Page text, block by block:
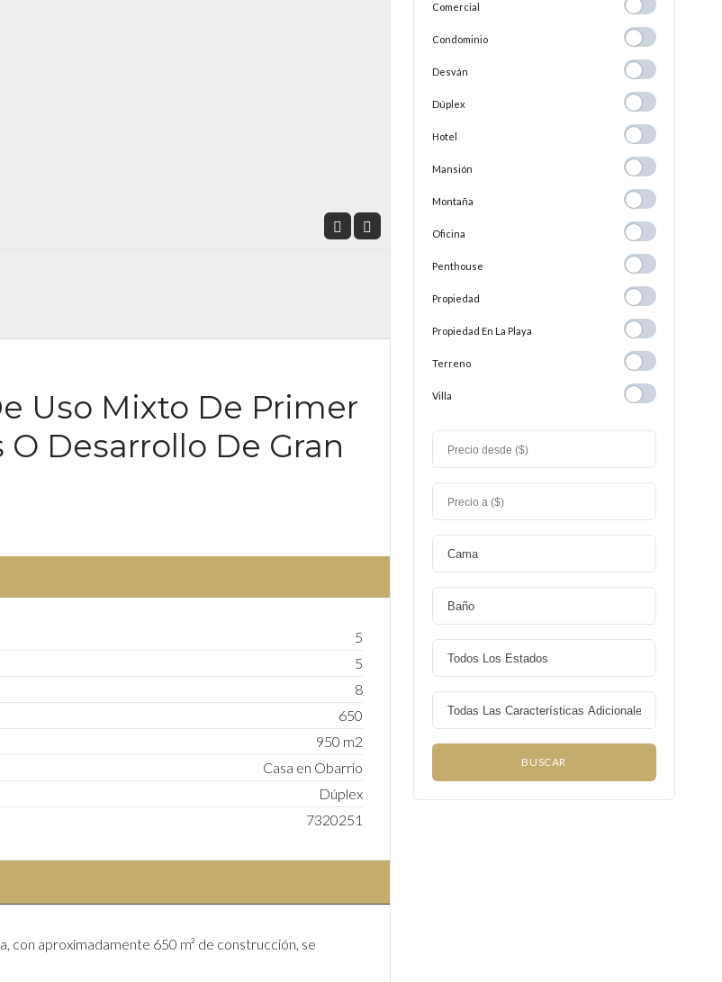
Uso Mixto De Primer
Desarrollo De Gran
5
5
8
650
950 m2
Casa en Obarrio
Dúplex
7320251
con aproximadamente 650 m² de construcción, se
Comercial Comercial
Condominio Condominio
Desván
Dúplex
Hotel
Mansión
Montaña Montaña
Oficina
Penthouse Penthouse
Propiedad Propiedad
Propiedad En La Playa
Propiedad En
La
Playa
Terreno
Villa